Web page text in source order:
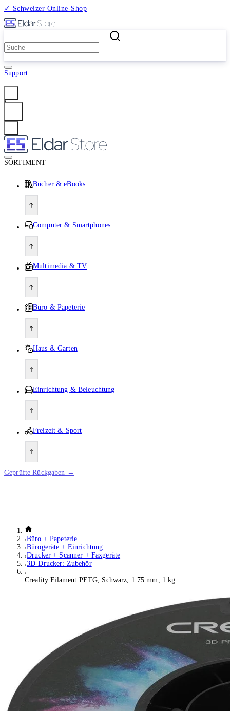
✓ Schweizer Online-Shop
Support
SORTIMENT
Bücher & eBooks
Computer & Smartphones
Multimedia & TV
Büro & Papeterie
Haus & Garten
Einrichtung & Beleuchtung
Freizeit & Sport
Geprüfte Rückgaben →
Büro + Papeterie
Bürogeräte + Einrichtung
Drucker + Scanner + Faxgeräte
3D-Drucker: Zubehör
Creality Filament PETG, Schwarz, 1.75 mm, 1 kg